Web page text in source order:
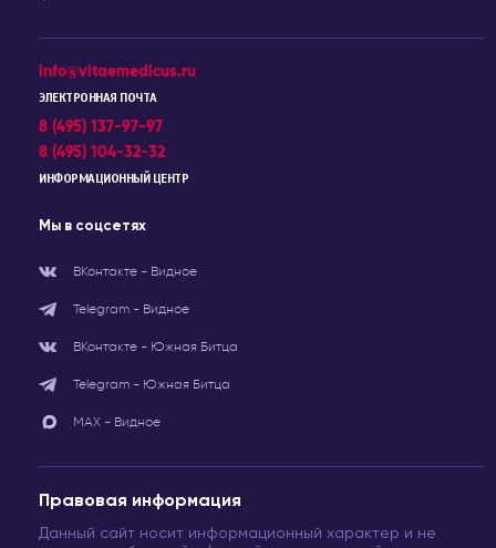
info@vitaemedicus.ru
ЭЛЕКТРОННАЯ ПОЧТА
8 (495) 137-97-97
8 (495) 104-32-32
ИНФОРМАЦИОННЫЙ ЦЕНТР
Мы в соцсетях
ВКонтакте - Видное
Telegram - Видное
ВКонтакте - Южная Битца
Telegram - Южная Битца
МАХ - Видное
Правовая информация
Данный сайт носит информационный характер и не